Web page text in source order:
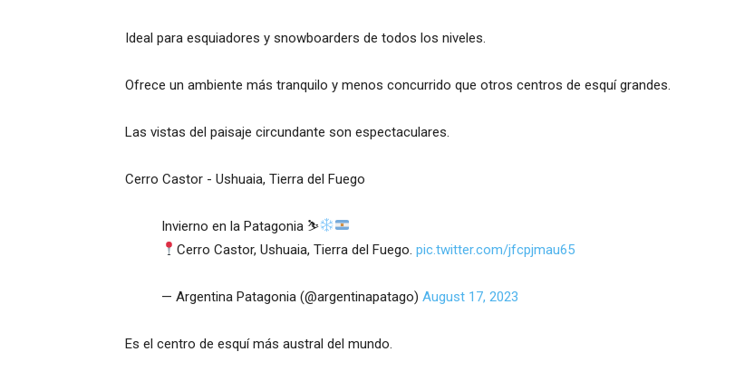
Ideal para esquiadores y snowboarders de todos los niveles.
Ofrece un ambiente más tranquilo y menos concurrido que otros centros de esquí grandes.
Las vistas del paisaje circundante son espectaculares.
Cerro Castor - Ushuaia, Tierra del Fuego
Invierno en la Patagonia ⛷
Cerro Castor, Ushuaia, Tierra del Fuego.pic.twitter.com/jfcpjmau65
— Argentina Patagonia (@argentinapatago) August 17, 2023
Es el centro de esquí más austral del mundo.